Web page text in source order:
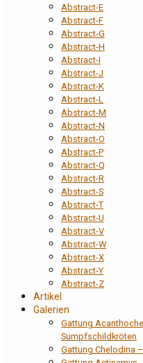
Abstract-E
Abstract-F
Abstract-G
Abstract-H
Abstract-I
Abstract-J
Abstract-K
Abstract-L
Abstract-M
Abstract-N
Abstract-O
Abstract-P
Abstract-Q
Abstract-R
Abstract-S
Abstract-T
Abstract-U
Abstract-V
Abstract-W
Abstract-X
Abstract-Y
Abstract-Z
Artikel
Galerien
Gattung
Sumpfschildkröten
Gattung Chelodina